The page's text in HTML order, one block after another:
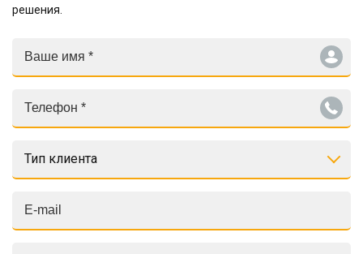
решения.
Тип клиента